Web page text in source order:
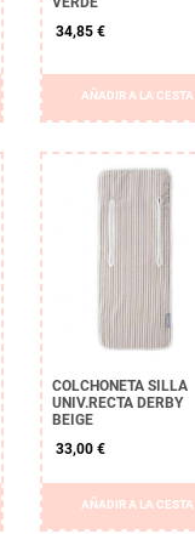
34,85 €
AÑADIR A LA CESTA
COLCHONETA SILLA
UNIV.RECTA DERBY
BEIGE
33,00 €
AÑADIR A LA CESTA